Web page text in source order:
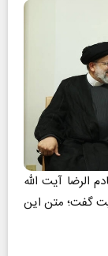
الرضا آیت الله
گفت؛ متن این